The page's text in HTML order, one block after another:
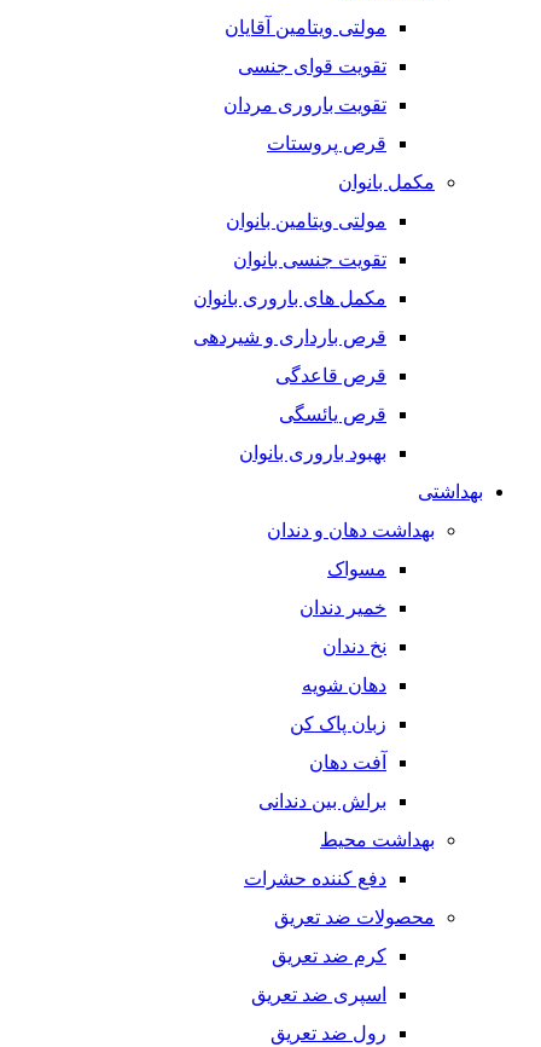
مولتی ویتامین آقایان
تقویت قوای جنسی
تقویت باروری مردان
قرص پروستات
مکمل بانوان
مولتی ویتامین بانوان
تقویت جنسی بانوان
مکمل های باروری بانوان
قرص بارداری و شیردهی
قرص قاعدگی
قرص یائسگی
بهبود باروری بانوان
بهداشتی
بهداشت دهان و دندان
مسواک
خمیر دندان
نخ دندان
دهان شویه
زبان پاک کن
آفت دهان
براش بین دندانی
بهداشت محیط
دفع کننده حشرات
محصولات ضد تعریق
کرم ضد تعریق
اسپری ضد تعریق
رول ضد تعریق